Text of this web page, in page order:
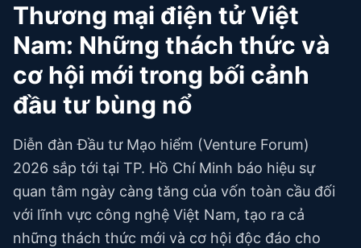
Thương mại điện tử Việt
Nam: Những thách thức và
cơ hội mới trong bối cảnh
đầu tư bùng nổ
Diễn đàn Đầu tư Mạo hiểm (Venture Forum)
2026 sắp tới tại TP. Hồ Chí Minh báo hiệu sự
quan tâm ngày càng tăng của vốn toàn cầu đối
với lĩnh vực công nghệ Việt Nam, tạo ra cả
những thách thức mới và cơ hội độc đáo cho